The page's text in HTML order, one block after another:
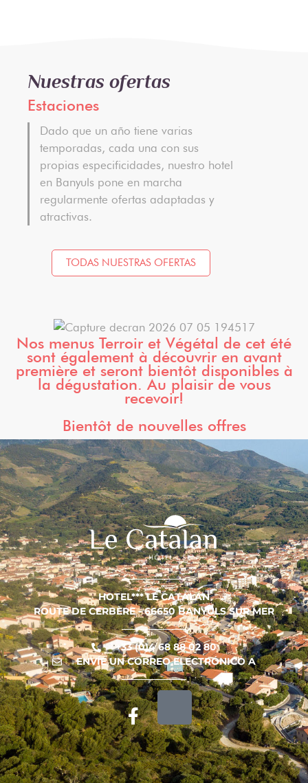
Nuestras ofertas
Estaciones
Dado que un año tiene varias
temporadas, cada una con sus
propias especificidades, nuestro hotel
en Banyuls pone en marcha
regularmente ofertas adaptadas y
atractivas.
TODAS NUESTRAS OFERTAS
Nos menus Terroir et Végétal de cet été
sont également à découvrir en avant
première et seront bientôt disponibles à
la dégustation. Au plaisir de vous
recevoir!
Bientôt de nouvelles offres
HOTEL*** LE CATALAN
ROUTE DE CERBÈRE - 66650 BANYULS SUR MER
+33 (0)4 68 88 02 80
ENVÍE UN CORREO ELECTRÓNICO A